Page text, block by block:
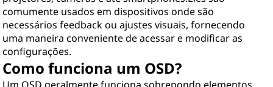
a
(
O
comumente usados em dispositivos onde são
necessários feedback ou ajustes visuais, fornecendo
uma maneira conveniente de acessar e modificar as
configurações.
Como funciona um OSD?